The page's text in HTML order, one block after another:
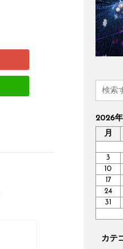
2026
月
3
10
17
24
31
カテ